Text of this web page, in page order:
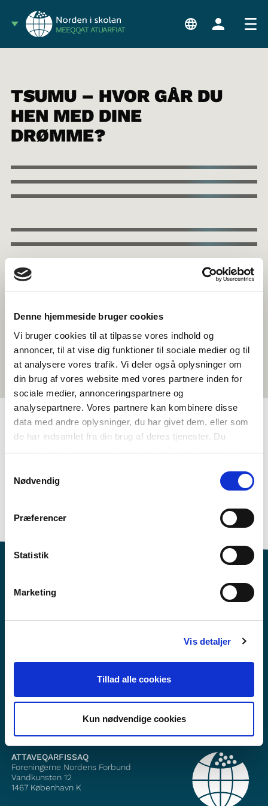
Denne hjemmeside bruger cookies
Vi bruger cookies til at tilpasse vores indhold og
annoncer, til at vise dig funktioner til sociale medier og til
at analysere vores trafik. Vi deler også oplysninger om
din brug af vores website med vores partnere inden for
sociale medier, annonceringspartnere og
analysepartnere. Vores partnere kan kombinere disse
data med andre oplysninger, du har givet dem, eller som
de har indsamlet fra din brug af deres tjenester. Du
samtykker til vores cookies, hvis du fortsætter med at
Nødvendig
Præferencer
Statistik
Marketing
Vis detaljer
Tillad alle cookies
Kun nødvendige cookies
MEEQQAT ATUARFIAT
TAGS
Isiginnaagassiat pisimasuinnik tunngavillit
Kinaassuseq
TSUMU – HVOR GÅR DU
HEN MED DINE
DRØMME?
Norden i skolen pillugu ilisimasaqarnerorusuppit?
Instagram-ikkut malinnaavigisigut
ATTAVEQARFISSAQ
Foreningerne Nordens Forbund
Vandkunsten 12
1467 København K